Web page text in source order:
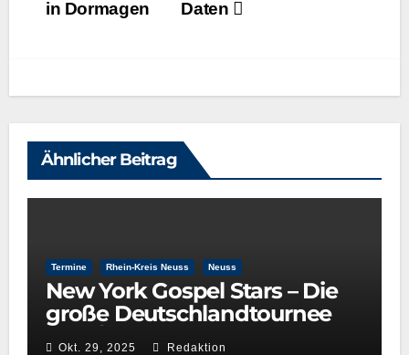
Daten
in Dormagen
Ähnlicher Beitrag
Termine Rhein-Kreis Neuss Neuss
New York Gospel Stars – Die
große Deutschlandtournee
2025/26
Okt. 29, 2025 Redaktion